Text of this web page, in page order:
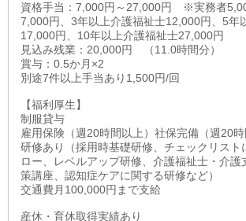
資格手当：7,000円～27,000円 ※実務者
7,000円、3年以上介護福祉士12,000円、5年
17,000円、10年以上介護福祉士27,000円
見込み残業：20,000円 （11.0時間分）
賞与：0.5か月×2
別途7件以上手当あり1,500円/回
【福利厚生】
制服貸与
雇用保険（週20時間以上）社保完備（週20
研修あり（採用時基礎研修、チェックリスト
ロー、レベルアップ研修、介護福祉士・介護
策講座、認知症ケアに関する研修など）
交通費月100,000円まで支給
産休・育休取得実績あり